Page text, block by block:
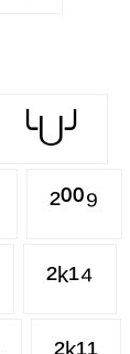
╰⋃╯
²⁰⁰⁹
²ᵏ¹⁴